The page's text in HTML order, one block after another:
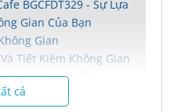
BGCFDT329 - Sự Lựa
Gian Của Bạn
Gian
Tiết Kiệm Không Gian
Cho Mọi Nhu Cầu
Mang Đến Độ Bền Vượt
cả